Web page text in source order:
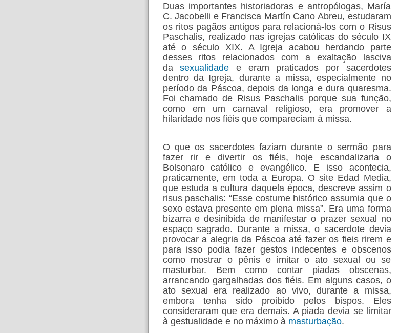
Duas importantes historiadoras e antropólogas, María
C. Jacobelli e Francisca Martín Cano Abreu, estudaram
os ritos pagãos antigos para relacioná-los com o Risus
Paschalis, realizado nas igrejas católicas do século IX
até o século XIX. A Igreja acabou herdando parte
desses ritos relacionados com a exaltação lasciva
dasexualidade e eram praticados por sacerdotes
dentro da Igreja, durante a missa, especialmente no
período da Páscoa, depois da longa e dura quaresma.
Foi chamado de Risus Paschalis porque sua função,
como em um carnaval religioso, era promover a
hilaridade nos fiéis que compareciam à missa.
O que os sacerdotes faziam durante o sermão para
fazer rir e divertir os fiéis, hoje escandalizaria o
Bolsonaro católico e evangélico. E isso acontecia,
praticamente, em toda a Europa. O site Edad Media,
que estuda a cultura daquela época, descreve assim o
risus paschalis: “Esse costume histórico assumia que o
sexo estava presente em plena missa”. Era uma forma
bizarra e desinibida de manifestar o prazer sexual no
espaço sagrado. Durante a missa, o sacerdote devia
provocar a alegria da Páscoa até fazer os fieis rirem e
para isso podia fazer gestos indecentes e obscenos
como mostrar o pênis e imitar o ato sexual ou se
masturbar. Bem como contar piadas obscenas,
arrancando gargalhadas dos fiéis. Em alguns casos, o
ato sexual era realizado ao vivo, durante a missa,
embora tenha sido proibido pelos bispos. Eles
consideraram que era demais. A piada devia se limitar
à gestualidade e no máximo à masturbação.